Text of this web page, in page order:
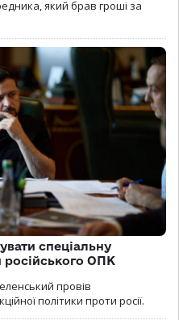
який брав гроші за
спеціальну
російського ОПК
провів
політики проти росії.